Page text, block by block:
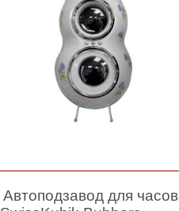
Автоподзавод для часов